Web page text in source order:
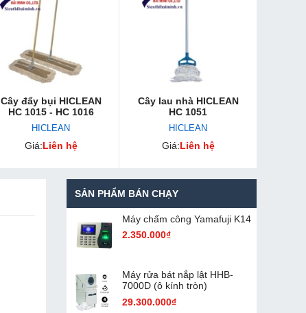
Cây đẩy bụi HICLEAN
HC 1015 - HC 1016
HICLEAN
Giá:Liên hệ
Cây lau nhà HICLEAN
HC 1051
HICLEAN
Giá:Liên hệ
SẢN PHẨM BÁN CHẠY
Máy chấm cô​ng Yamafuji K14
2.350.000₫
Máy rửa bát nắp lật HHB-
7000D (ô kính tròn)
29.300.000₫